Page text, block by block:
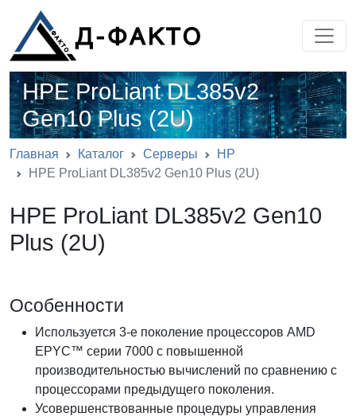
HPE ProLiant DL385v2
Gen10 Plus (2U)
Главная Каталог Серверы
HP
HPE ProLiant DL385v2 Gen10 Plus (2U)
HPE ProLiant DL385v2 Gen10
Plus (2U)
Особенности
Используется 3-е поколение процессоров AMD
EPYC™ серии 7000 с повышенной
производительностью вычислений по сравнению с
процессорами предыдущего поколения.
Усовершенствованные процедуры управления